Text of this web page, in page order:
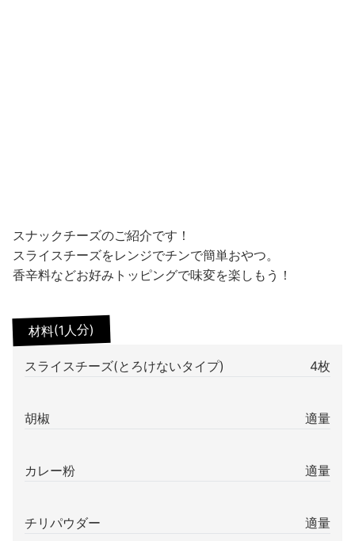
スナックチーズのご紹介です！
スライスチーズをレンジでチンで簡単おやつ。
香辛料などお好みトッピングで味変を楽しもう！
材料(1人分)
スライスチーズ(とろけないタイプ) 4枚
胡椒 適量
カレー粉 適量
チリパウダー 適量